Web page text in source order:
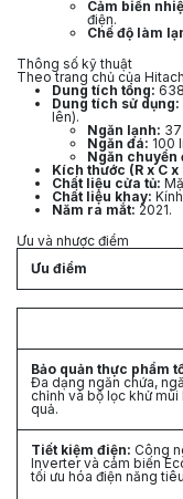
Cảm biến
điện.
Chế độ làm
Thông số kỹ thuật
Theo trang chủ của
Dung tích tổng:
Dung tích sử dụng:
lên).
Ngăn lạnh:
Ngăn đá: 100
Ngăn chuyển
Kích thước (R x C x
Chất liệu cửa tủ:
Chất liệu khay:
Năm ra mắt: 2021.
Ưu và nhược điểm
Ưu điểm
Bảo quản thực phẩm
Đa dạng ngăn chứa,
chỉnh và bộ lọc khử mùi
quả.
Tiết kiệm điện: Công
Inverter và cảm biến
tối ưu hóa điện năng